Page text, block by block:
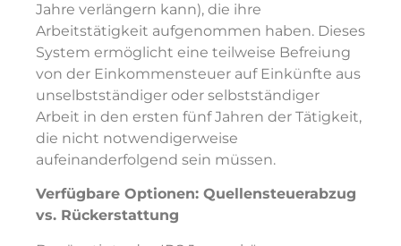
Jahre verlängern kann), die ihre
Arbeitstätigkeit aufgenommen haben. Dieses
System ermöglicht eine teilweise Befreiung
von der Einkommensteuer auf Einkünfte aus
unselbstständiger oder selbstständiger
Arbeit in den ersten fünf Jahren der Tätigkeit,
die nicht notwendigerweise
aufeinanderfolgend sein müssen.
Verfügbare Optionen: Quellensteuerabzug
vs. Rückerstattung